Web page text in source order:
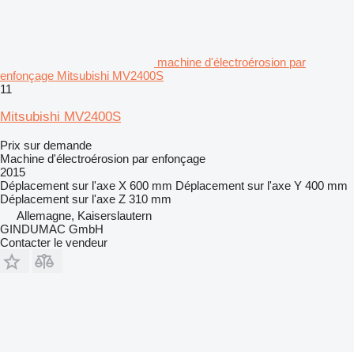
machine d'électroérosion par
enfonçage Mitsubishi MV2400S
11
Mitsubishi MV2400S
Prix sur demande
Machine d'électroérosion par enfonçage
2015
Déplacement sur l'axe X 600 mm Déplacement sur l'axe Y 400 mm
Déplacement sur l'axe Z 310 mm
Allemagne, Kaiserslautern
GINDUMAC GmbH
Contacter le vendeur